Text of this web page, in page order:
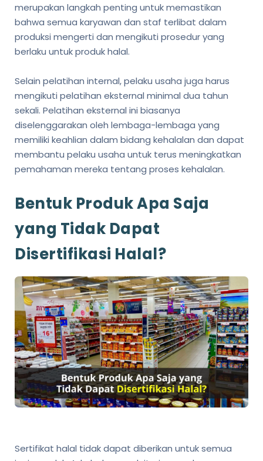
merupakan langkah penting untuk memastikan
bahwa semua karyawan dan staf terlibat dalam
produksi mengerti dan mengikuti prosedur yang
berlaku untuk produk halal.
Selain pelatihan internal, pelaku usaha juga harus
mengikuti pelatihan eksternal minimal dua tahun
sekali. Pelatihan eksternal ini biasanya
diselenggarakan oleh lembaga-lembaga yang
memiliki keahlian dalam bidang kehalalan dan dapat
membantu pelaku usaha untuk terus meningkatkan
pemahaman mereka tentang proses kehalalan.
Bentuk Produk Apa Saja
yang Tidak Dapat
Disertifikasi Halal?
Sertifikat halal tidak dapat diberikan untuk semua